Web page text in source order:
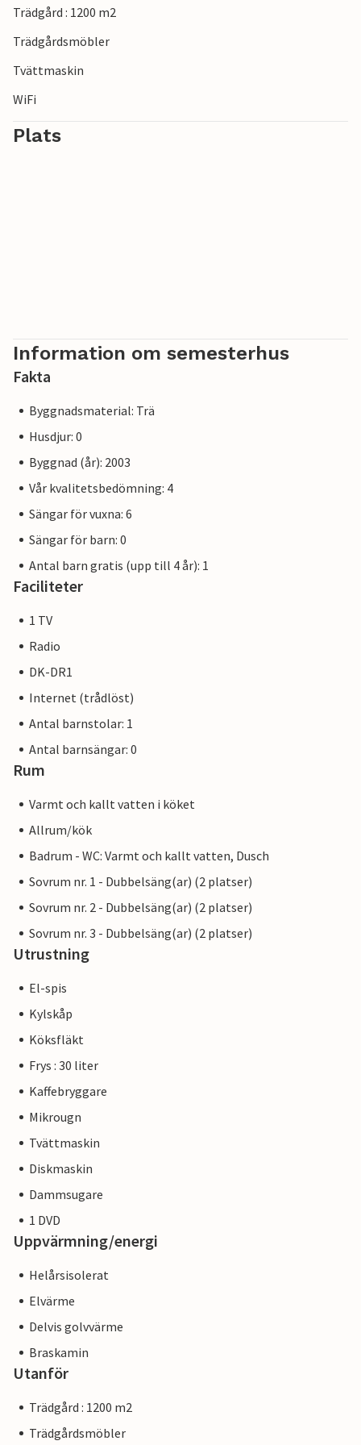
Trädgård : 1200 m2
Trädgårdsmöbler
Tvättmaskin
WiFi
Plats
Information om semesterhus
Fakta
Byggnadsmaterial: Trä
Husdjur: 0
Byggnad (år): 2003
Vår kvalitetsbedömning: 4
Sängar för vuxna: 6
Sängar för barn: 0
Antal barn gratis (upp till 4 år): 1
Faciliteter
1 TV
Radio
DK-DR1
Internet (trådlöst)
Antal barnstolar: 1
Antal barnsängar: 0
Rum
Varmt och kallt vatten i köket
Allrum/kök
Badrum - WC: Varmt och kallt vatten, Dusch
Sovrum nr. 1 - Dubbelsäng(ar) (2 platser)
Sovrum nr. 2 - Dubbelsäng(ar) (2 platser)
Sovrum nr. 3 - Dubbelsäng(ar) (2 platser)
Utrustning
El-spis
Kylskåp
Köksfläkt
Frys : 30 liter
Kaffebryggare
Mikrougn
Tvättmaskin
Diskmaskin
Dammsugare
1 DVD
Uppvärmning/energi
Helårsisolerat
Elvärme
Delvis golvvärme
Braskamin
Utanför
Trädgård : 1200 m2
Trädgårdsmöbler